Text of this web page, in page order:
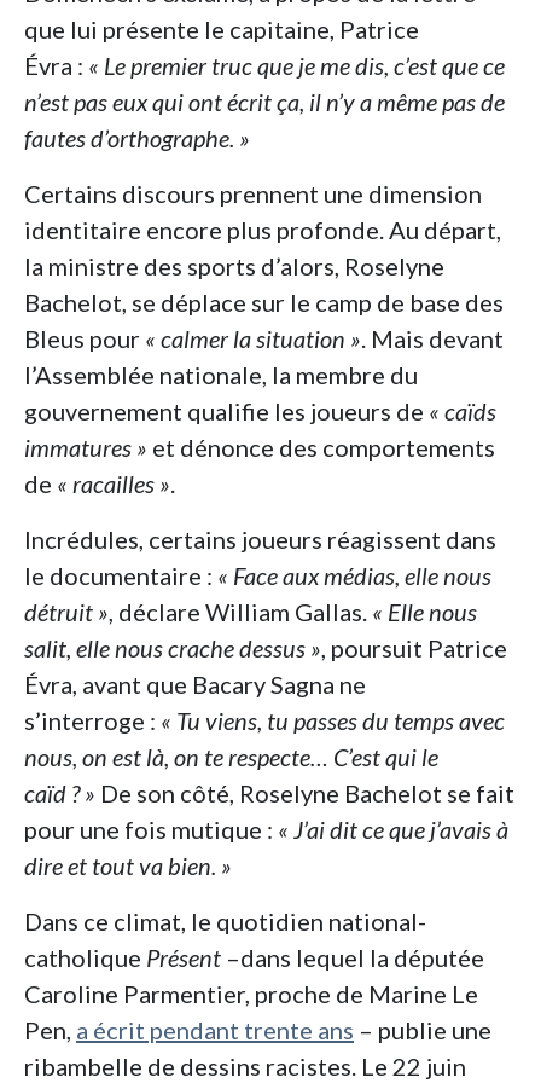
que lui présente le capitaine, Patrice
Évra : « Le premier truc que je me dis, c’est que ce
n’est pas eux qui ont écrit ça, il n’y a même pas de
fautes d’orthographe. »
Certains discours prennent une dimension
identitaire encore plus profonde. Au départ,
la ministre des sports d’alors, Roselyne
Bachelot, se déplace sur le camp de base des
Bleus pour « calmer la situation ». Mais devant
l’Assemblée nationale, la membre du
gouvernement qualifie les joueurs de « caïds
immatures » et dénonce des comportements
de « racailles ».
Incrédules, certains joueurs réagissent dans
le documentaire : « Face aux médias, elle nous
détruit », déclare William Gallas. « Elle nous
salit, elle nous crache dessus », poursuit Patrice
Évra, avant que Bacary Sagna ne
s’interroge : « Tu viens, tu passes du temps avec
nous, on est là, on te respecte… C’est qui le
caïd ? » De son côté, Roselyne Bachelot se fait
pour une fois mutique : « J’ai dit ce que j’avais à
dire et tout va bien. »
Dans ce climat, le quotidien national-
catholique Présent –dans lequel la députée
Caroline Parmentier, proche de Marine Le
Pen, a écrit pendant trente ans – publie une
ribambelle de dessins racistes. Le 22 juin